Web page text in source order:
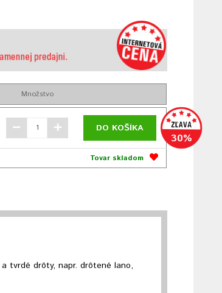
Množstvo
DO KOŠÍKA
30%
Tovar skladom
tvrdé drôty, napr. drôtené lano,